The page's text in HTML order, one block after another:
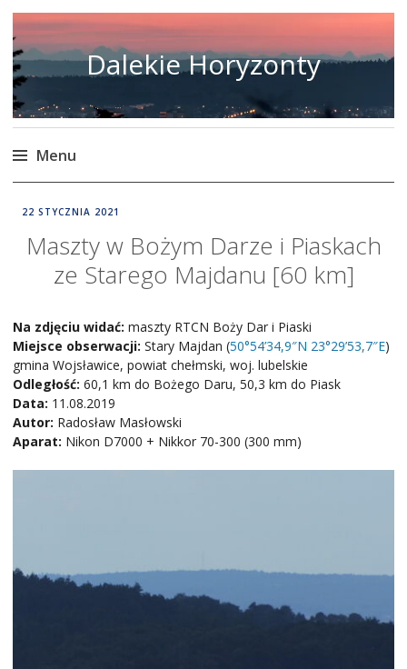
Dalekie Horyzonty
Menu
to
content
22 STYCZNIA 2021
Maszty w Bożym Darze i Piaskach
ze Starego Majdanu [60 km]
Na zdjęciu widać: maszty RTCN Boży Dar i Piaski
Miejsce obserwacji: Stary Majdan (50°54’34,9″N 23°29’53,7″E)
gmina Wojsławice, powiat chełmski, woj. lubelskie
Odległość: 60,1 km do Bożego Daru, 50,3 km do Piask
Data: 11.08.2019
Autor: Radosław Masłowski
Aparat: Nikon D7000 + Nikkor 70-300 (300 mm)